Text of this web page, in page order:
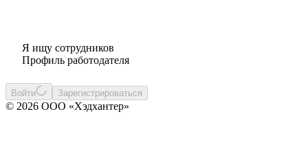
Я ищу сотрудников
Профиль работодателя
Войти Зарегистрироваться
© 2026 ООО «Хэдхантер»